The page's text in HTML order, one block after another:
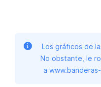
Los gráficos de
No obstante, le
a